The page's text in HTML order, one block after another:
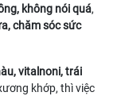
không nói quá,
chăm sóc sức
vitalnoni, trái
khớp, thì việc